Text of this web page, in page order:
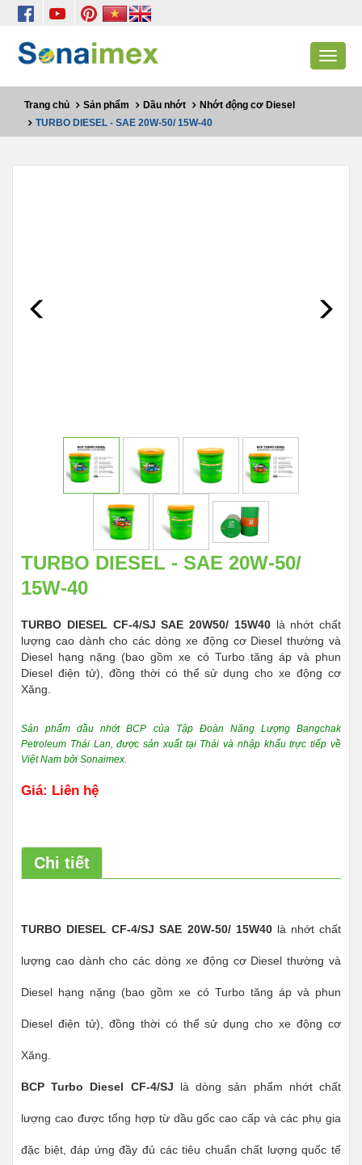
Toggle
Trang chủ Sản phẩm Dầu nhớt
Nhớt động cơ Diesel
TURBO DIESEL - SAE 20W-50/ 15W-40
TURBO DIESEL - SAE 20W-50/
15W-40
TURBO DIESEL CF-4/SJ SAE 20W50/ 15W40là nhớt chất
lượng cao dành cho các dòng xe động cơ Diesel thường và
Diesel hạng nặng (bao gồm xe có Turbo tăng áp và phun
Diesel điện tử), đồng thời có thể sử dụng cho xe động cơ
Xăng.
Sản phẩm dầu nhớt BCP của Tập Đoàn Năng Lượng Bangchak
Petroleum Thái Lan, được sản xuất tại Thái và nhập khẩu trực tiếp về
Việt Nam bởi Sonaimex.
Giá: Liên hệ
Chi tiết
TURBO DIESEL CF-4/SJ SAE 20W-50/ 15W40là nhớt chất
lượng cao dành cho các dòng xe động cơ Diesel thường và
Diesel hạng nặng (bao gồm xe có Turbo tăng áp và phun
Diesel điện tử), đồng thời có thể sử dụng cho xe động cơ
Xăng.
BCP Turbo Diesel CF-4/SJ là dòng sản phẩm nhớt chất
lượng cao được tổng hợp từ dầu gốc cao cấp và các phụ gia
đặc biệt, đáp ứng đầy đủ các tiêu chuẩn chất lượng quốc tế